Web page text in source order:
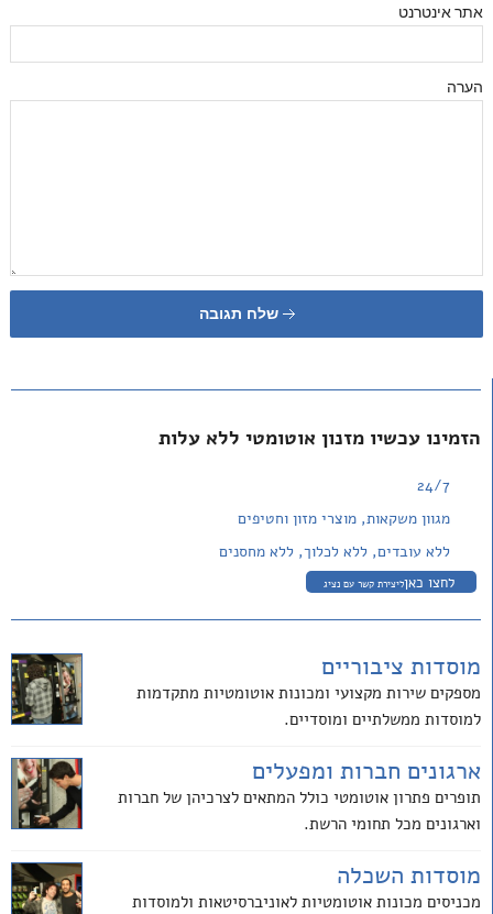
אתר אינטרנט
הערה
שלח תגובה
הזמינו עכשיו מזנון אוטומטי ללא עלות
24/7
מגוון משקאות, מוצרי מזון וחטיפים
ללא עובדים, ללא לכלוך, ללא מחסנים
לחצו כאןליצירת קשר עם נציג
מוסדות ציבוריים
מספקים שירות מקצועי ומכונות אוטומטיות מתקדמות
למוסדות ממשלתיים ומוסדיים.
ארגונים חברות ומפעלים
תופרים פתרון אוטומטי כולל המתאים לצרכיהן של חברות
וארגונים מכל תחומי הרשת.
מוסדות השכלה
מכניסים מכונות אוטומטיות לאוניברסיטאות ולמוסדות